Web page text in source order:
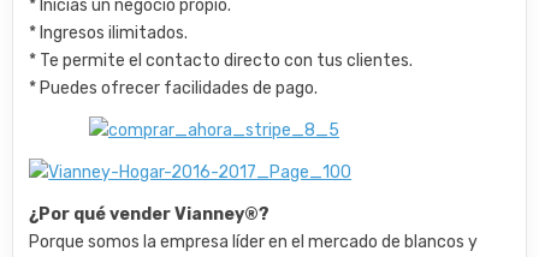
* Inicias un negocio propio.
* Ingresos ilimitados.
* Te permite el contacto directo con tus clientes.
* Puedes ofrecer facilidades de pago.
¿Por qué vender Vianney®?
Porque somos la empresa líder en el mercado de blancos y